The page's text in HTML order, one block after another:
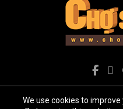
We use cookies to